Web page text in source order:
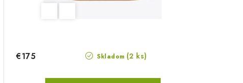
Skladom (2 ks)
€175